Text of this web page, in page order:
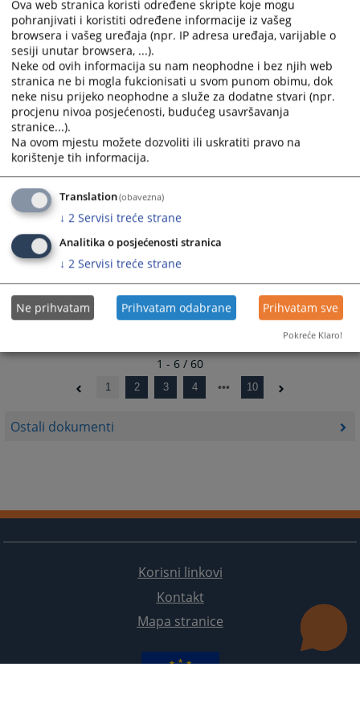
Ostali dokumenti
calendar
and
select
a
date.
Press
the
question
mark
key
to
get
the
keyboard
shortcuts
for
changing
dates.
calendar
and
select
a
date.
Press
the
mark
key
to
get
the
shortcuts
for
changing
dates.
20.03.2024.
Pravilnik Visokog sudskog i tužilakog vijeća Bosne i
Hercegovine u vezi s izvještavanjem o imovini i interesima
05.01.2024.
Odluka o imenovanju službenika za informisanje
23.06.2023.
Mišljenje VSTV-a BiH na Nacrt zakona
22.07.2021.
Pravilnik o internom prijavljivanju korupcije i zaštiti lica
koje prijavi korupciju u VSTV-u BiH
1 - 6 / 60
1 2 3 4 10
Korisni linkovi
Kontakt
Mapa stranice
Ova web stranica koristi određene skripte koje mogu
pohranjivati i koristiti određene informacije iz vašeg
browsera i vašeg uređaja (npr. IP adresa uređaja, varijable o
sesiji unutar browsera, ...).
Neke od ovih informacija su nam neophodne i bez njih web
stranica ne bi mogla fukcionisati u svom punom obimu, dok
neke nisu prijeko neophodne a služe za dodatne stvari (npr.
procjenu nivoa posjećenosti, budućeg usavršavanja
stranice...).
Na ovom mjestu možete dozvoliti ili uskratiti pravo na
korištenje tih informacija.
Translation(obavezna)
↓ 2 Servisi treće strane
Analitika o posjećenosti stranica
↓ 2 Servisi treće strane
Ne prihvatam Prihvatam odabrane Prihvatam sve
Pokreće Klaro!